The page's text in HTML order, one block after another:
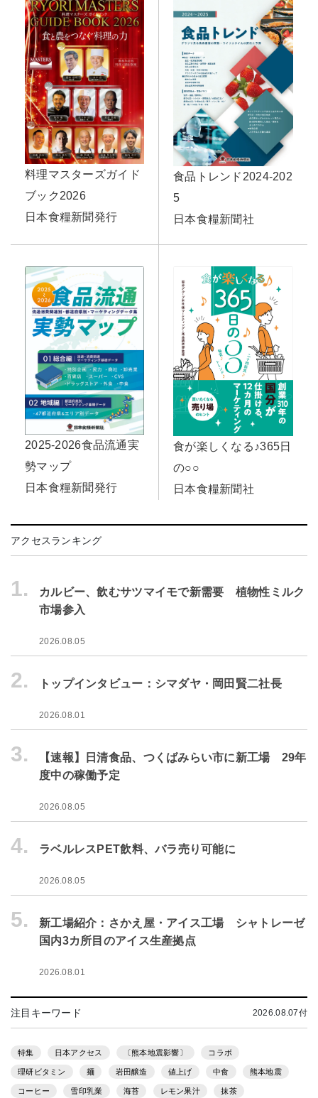
料理マスターズガイド
ブック2026
日本食糧新聞発行
食品トレンド2024-202
5
日本食糧新聞社
2025-2026食品流通実
勢マップ
日本食糧新聞発行
食が楽しくなる♪365日
の○○
日本食糧新聞社
アクセスランキング
1.
カルビー、飲むサツマイモで新需要 植物性ミルク
市場参入
2026.08.05
2. トップインタビュー：シマダヤ・岡田賢二社長
2026.08.01
3.
【速報】日清食品、つくばみらい市に新工場 29年
度中の稼働予定
2026.08.05
4. ラベルレスPET飲料、バラ売り可能に
2026.08.05
5.
新工場紹介：さかえ屋・アイス工場 シャトレーゼ
国内3カ所目のアイス生産拠点
2026.08.01
注目キーワード 2026.08.07付
特集 日本アクセス 〔熊本地震影響〕 コラボ
理研ビタミン 麺 岩田醸造 値上げ 中食 熊本地震
コーヒー 雪印乳業 海苔 レモン果汁 抹茶